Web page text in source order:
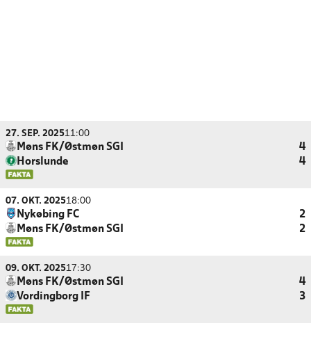
27. SEP. 202511:00
Møns FK/Østmøn SGI
4
Horslunde
4
07. OKT. 202518:00
Nykøbing FC
2
Møns FK/Østmøn SGI
2
09. OKT. 202517:30
Møns FK/Østmøn SGI
4
Vordingborg IF
3